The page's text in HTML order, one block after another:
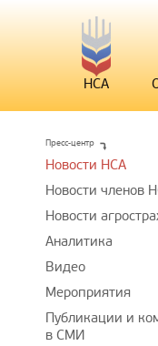
НСА
Пресс-центр
Новости НСА
Новости членов
Новости
Аналитика
Видео
Мероприятия
Публикации и
в СМИ